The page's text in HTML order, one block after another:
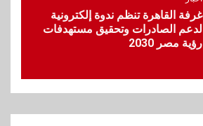
في سوق تحويلات المصريين
بالخارج
غرفة القاهرة تنظم ندوة إلكترونية
لدعم الصادرات وتحقيق مستهدفات
رؤية مصر 2030